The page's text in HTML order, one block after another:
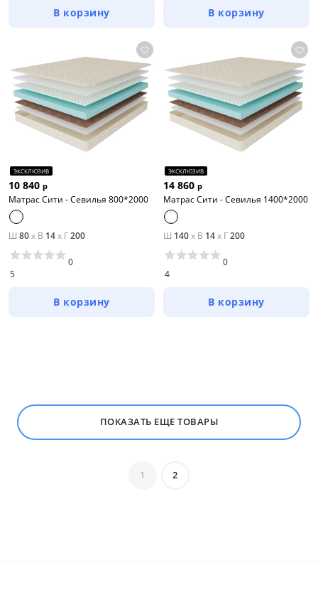
В корзину В корзину
ЭКСКЛЮЗИВ
10 840 р
Матрас Сити - Севилья 800*2000
Ш 80x В 14x Г200
5
0
В корзину
ЭКСКЛЮЗИВ
14 860 р
Матрас Сити - Севилья 1400*2000
Ш 140x В 14x Г200
4
0
В корзину
ПОКАЗАТЬ ЕЩЕ ТОВАРЫ
1 2